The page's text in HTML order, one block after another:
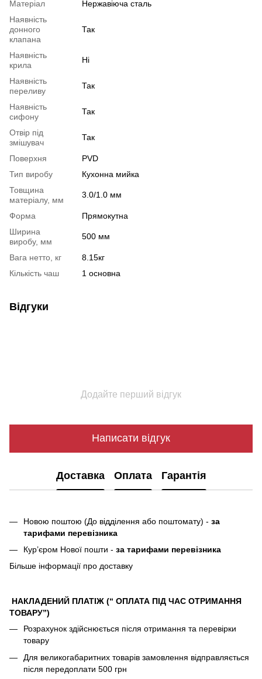
Матеріал
Нержавіюча сталь
Наявність
донного
клапана
Так
Наявність
крила
Ні
Наявність
переливу
Так
Наявність
сифону
Так
Отвір під
змішувач
Так
Поверхня
PVD
Тип виробу
Кухонна мийка
Товщина
матеріалу, мм
3.0/1.0 мм
Форма
Прямокутна
Ширина
виробу, мм
500 мм
Вага нетто, кг
8.15кг
Кількість чаш
1 основна
Відгуки
Додайте перший відгук
Написати відгук
Доставка Оплата Гарантія
Новою поштою (До відділення або поштомату) - за
тарифами перевізника
Кур’єром Нової пошти - за тарифами перевізника
Більше інформації про доставку
НАКЛАДЕНИЙ ПЛАТІЖ (“ ОПЛАТА ПІД ЧАС ОТРИМАННЯ
ТОВАРУ”)
Розрахунок здійснюється після отримання та перевірки
товару
Для великогабаритних товарів замовлення відправляється
після передоплати 500 грн